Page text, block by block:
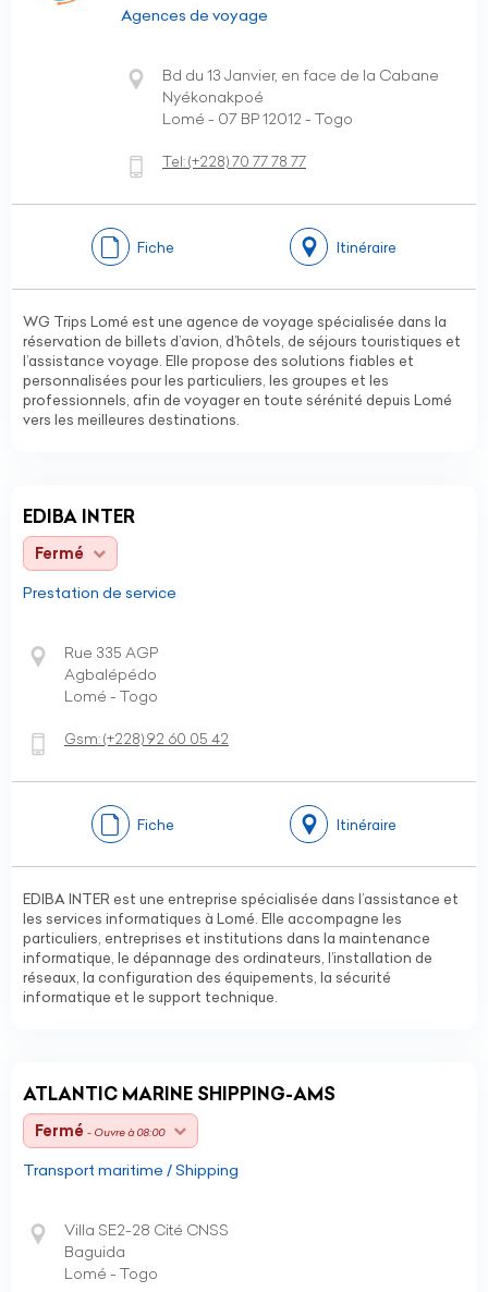
Agences de voyage
Bd du 13 Janvier, en face de la Cabane
Nyékonakpoé
Lomé - 07 BP 12012 - Togo
Tel:(+228)70 77 78 77
Fiche Itinéraire
WG Trips Lomé est une agence de voyage spécialisée dans la
réservation de billets d’avion, d’hôtels, de séjours touristiques et
l’assistance voyage. Elle propose des solutions fiables et
personnalisées pour les particuliers, les groupes et les
professionnels, afin de voyager en toute sérénité depuis Lomé
vers les meilleures destinations.
EDIBA INTER
Fermé
Prestation de service
Rue 335 AGP
Agbalépédo
Lomé - Togo
Gsm:(+228)92 60 05 42
Fiche Itinéraire
EDIBA INTER est une entreprise spécialisée dans l’assistance et
les services informatiques à Lomé. Elle accompagne les
particuliers, entreprises et institutions dans la maintenance
informatique, le dépannage des ordinateurs, l’installation de
réseaux, la configuration des équipements, la sécurité
informatique et le support technique.
ATLANTIC MARINE SHIPPING-AMS
Fermé - Ouvre à 08:00
Transport maritime / Shipping
Villa SE2-28 Cité CNSS
Baguida
Lomé - Togo